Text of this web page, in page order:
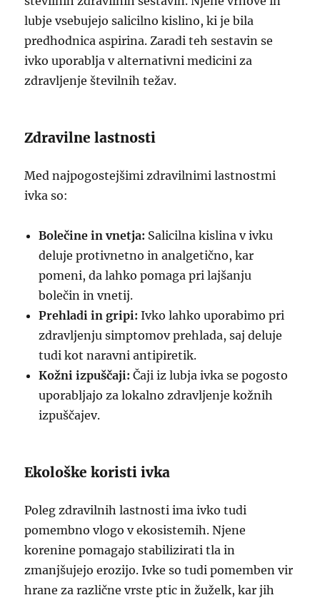
lubje vsebujejo salicilno kislino, ki je bila
predhodnica aspirina. Zaradi teh sestavin se
ivko uporablja v alternativni medicini za
zdravljenje številnih težav.
Zdravilne lastnosti
Med najpogostejšimi zdravilnimi lastnostmi
ivka so:
Bolečine in vnetja: Salicilna kislina v ivku
deluje protivnetno in analgetično, kar
pomeni, da lahko pomaga pri lajšanju
bolečin in vnetij.
Prehladi in gripi: Ivko lahko uporabimo pri
zdravljenju simptomov prehlada, saj deluje
tudi kot naravni antipiretik.
Kožni izpuščaji: Čaji iz lubja ivka se pogosto
uporabljajo za lokalno zdravljenje kožnih
izpuščajev.
Ekološke koristi ivka
Poleg zdravilnih lastnosti ima ivko tudi
pomembno vlogo v ekosistemih. Njene
korenine pomagajo stabilizirati tla in
zmanjšujejo erozijo. Ivke so tudi pomemben vir
hrane za različne vrste ptic in žuželk, kar jih